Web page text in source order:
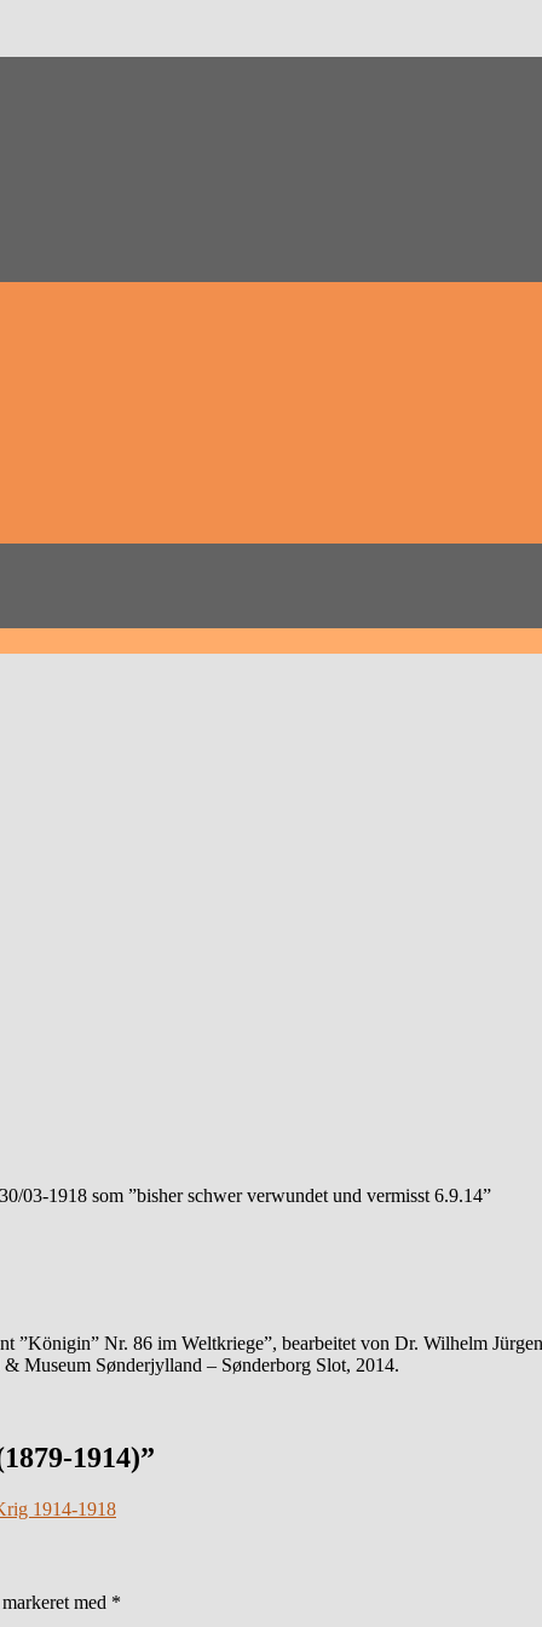
03-1918 som ”bisher schwer verwundet und vermisst 6.9.14”
”Königin” Nr. 86 im Weltkriege”, bearbeitet von Dr. Wilhelm
Museum Sønderjylland – Sønderborg Slot, 2014.
1914)”
1914-1918
med *